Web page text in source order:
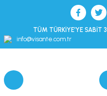
TÜM TÜRKİYE’YE SABİT
info@visante.com.tr